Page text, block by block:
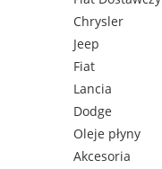
Chrysler
Jeep
Fiat
Lancia
Dodge
Oleje płyny
Akcesoria